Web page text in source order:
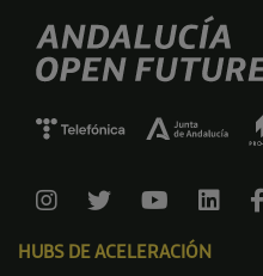
HUBS DE ACELERACIÓN